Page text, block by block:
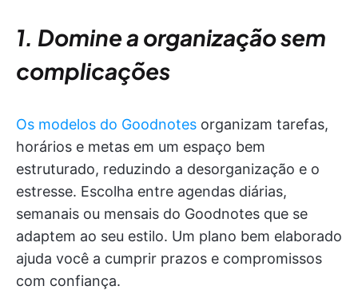
1. Domine a organização sem
complicações
Os modelos do Goodnotes organizam tarefas,
horários e metas em um espaço bem
estruturado, reduzindo a desorganização e o
estresse. Escolha entre agendas diárias,
semanais ou mensais do Goodnotes que se
adaptem ao seu estilo. Um plano bem elaborado
ajuda você a cumprir prazos e compromissos
com confiança.